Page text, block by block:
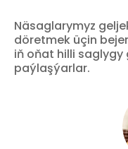
Näsaglarymyz
döretmek üçin
iň oňat hilli saglygy
paýlaşýarlar.